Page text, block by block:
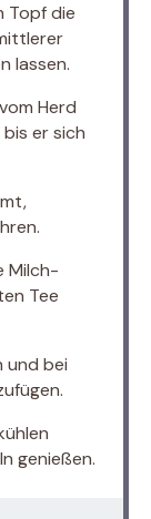
Topf die
lassen.
Herd
er sich
Milch-
Tee
und bei
genießen.